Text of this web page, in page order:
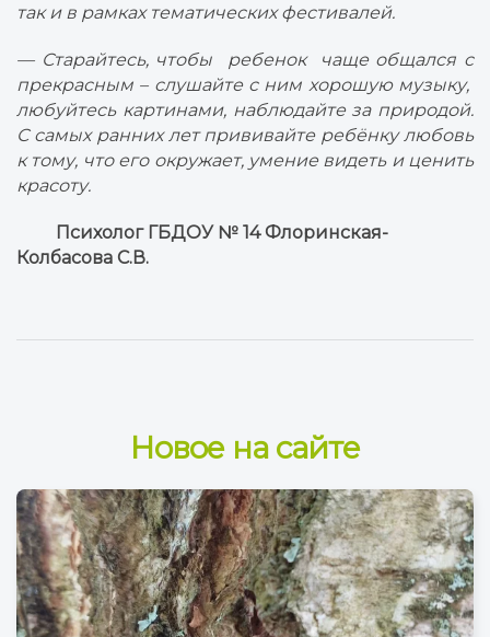
так и в рамках тематических фестивалей.
— Старайтесь, чтобы ребенок чаще общался с
прекрасным – слушайте с ним хорошую музыку,
любуйтесь картинами, наблюдайте за природой.
С самых ранних лет прививайте ребёнку любовь
к тому, что его окружает, умение видеть и ценить
красоту.
Психолог ГБДОУ № 14 Флоринская-
Колбасова С.В.
Новое на сайте